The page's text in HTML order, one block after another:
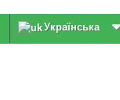
Українська